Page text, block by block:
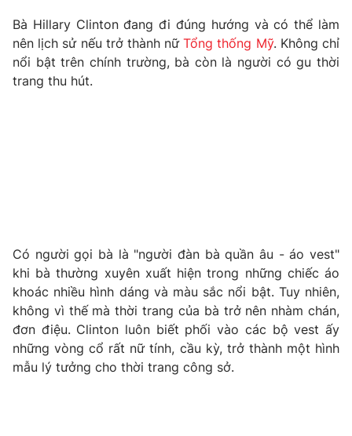
Thế giới đó đây
Câu chuyện quốc tế
Tài chính
Thị trường
Dữ liệu và đời sống
Giải sao mai
Làm đẹp
Chất lượng cuộc sống
Tuyển sinh
Học trực tuyến
Công nghệ
Hitech Công nghệ tương lai
Sản phẩm
Thị trường
Giao lưu trực tuyến
Lịch phát sóng
Bà Hillary Clinton đang đi đúng hướng và có thể làm
nên lịch sử nếu trở thành nữTổng thống Mỹ. Không chỉ
nổi bật trên chính trường, bà còn là người có gu thời
trang thu hút.
Có người gọi bà là "người đàn bà quần âu - áo vest"
khi bà thường xuyên xuất hiện trong những chiếc áo
khoác nhiều hình dáng và màu sắc nổi bật. Tuy nhiên,
không vì thế mà thời trang của bà trở nên nhàm chán,
đơn điệu. Clinton luôn biết phối vào các bộ vest ấy
những vòng cổ rất nữ tính, cầu kỳ, trở thành một hình
mẫu lý tưởng cho thời trang công sở.